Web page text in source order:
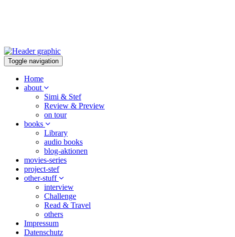
Toggle navigation
Home
about
Simi & Stef
Review & Preview
on tour
books
Library
audio books
blog-aktionen
movies-series
project-stef
other-stuff
interview
Challenge
Read & Travel
others
Impressum
Datenschutz